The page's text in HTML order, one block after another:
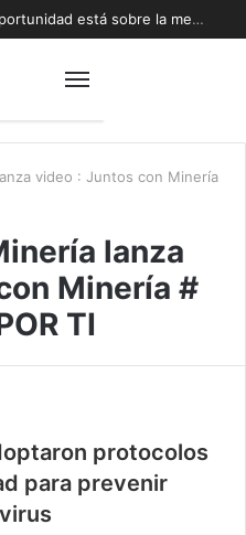
Biministro Daniel Mas: “La oportunidad está sobre la mesa y tenemos que aprovecharla”
video : Juntos con Minería
lanza
Minería #
TI
protocolos
para prevenir